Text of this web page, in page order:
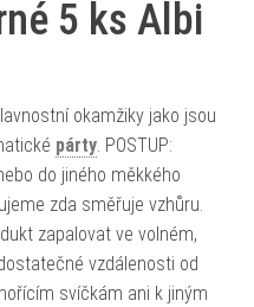
5 ks Albi
okamžiky jako jsou
párty. POSTUP:
do jiného měkkého
zda směřuje vzhůru.
zapalovat ve volném,
vzdálenosti od
svíčkám ani k jiným